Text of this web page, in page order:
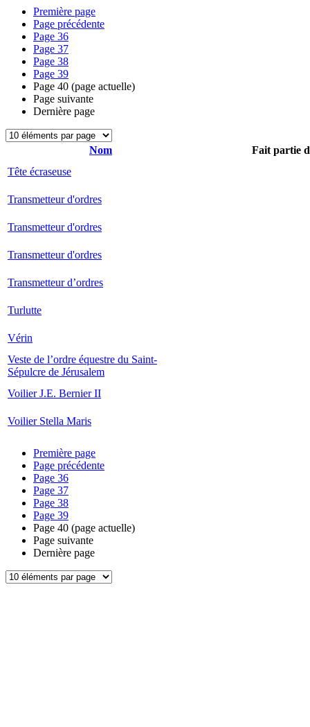
Première page
Page précédente
Page 36
Page 37
Page 38
Page 39
Page 40 (page actuelle)
Page suivante
Dernière page
Nom
Fait partie
Tête écraseuse
Transmetteur d'ordres
Transmetteur d'ordres
Transmetteur d'ordres
Transmetteur d’ordres
Turlutte
Vérin
Veste de l’ordre équestre du Saint-
Sépulcre de Jérusalem
Voilier J.E. Bernier II
Voilier Stella Maris
Première page
Page précédente
Page 36
Page 37
Page 38
Page 39
Page 40 (page actuelle)
Page suivante
Dernière page